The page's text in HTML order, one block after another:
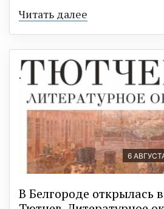
Читать далее
6
В Белгороде открылась